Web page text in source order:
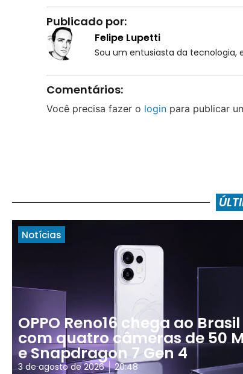
Publicado por:
Felipe Lupetti
Sou um entusiasta da
Comentários:
Você precisa fazer o loginpara publicar
Notícias
OPPO Reno16 chega ao Brasil
com quatro câmeras de 50
e Snapdragon 7 Gen 4
3 de agosto de 2026 20:48